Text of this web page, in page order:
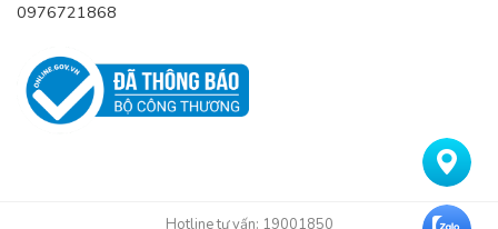
0976721868
Hotline tư vấn: 19001850